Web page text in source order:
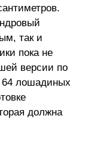
так и
пока не
версии по
64 лошадиных
должна